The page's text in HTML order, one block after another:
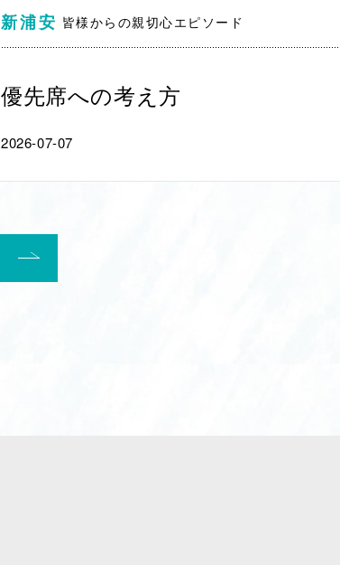
新浦安 皆様からの親切心エピソード
優先席への考え方
2026-07-07